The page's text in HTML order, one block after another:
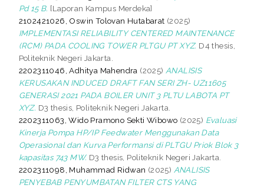
Pd 15 B. [Laporan Kampus Merdeka]
2102421026, Oswin Tolovan Hutabarat (2025)
IMPLEMENTASI RELIABILITY CENTERED MAINTENANCE
(RCM) PADA COOLING TOWER PLTGU PT XYZ. D4 thesis,
Politeknik Negeri Jakarta.
2202311046, Adhitya Mahendra (2025) ANALISIS
KERUSAKAN INDUCED DRAFT FAN SERI ZH- UZ11605
GENERASI 2021 PADA BOILER UNIT 3 PLTU LABOTA PT
XYZ. D3 thesis, Politeknik Negeri Jakarta.
2202311063, Wido Pramono Sekti Wibowo (2025) Evaluasi
Kinerja Pompa HP/IP Feedwater Menggunakan Data
Operasional dan Kurva Performansi di PLTGU Priok Blok 3
kapasitas 743 MW. D3 thesis, Politeknik Negeri Jakarta.
2202311098, Muhammad Ridwan (2025) ANALISIS
PENYEBAB PENYUMBATAN FILTER CTS YANG